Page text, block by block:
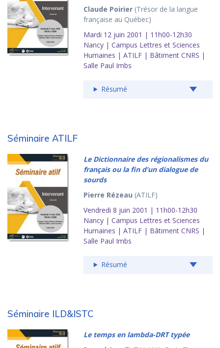
Claude Poirier(Trésor de la langue
française au Québec)
Mardi 12 juin 2001 | 11h00-12h30
Nancy | Campus Lettres et Sciences
Humaines | ATILF | Bâtiment CNRS |
Salle Paul Imbs
Résumé
Séminaire ATILF
Le Dictionnaire des régionalismes du
françaisou la fin d’un dialogue de
sourds
Pierre Rézeau (ATILF)
Vendredi 8 juin 2001 | 11h00-12h30
Nancy | Campus Lettres et Sciences
Humaines | ATILF | Bâtiment CNRS |
Salle Paul Imbs
Résumé
Séminaire ILD&ISTC
Le temps en lambda-DRT typée